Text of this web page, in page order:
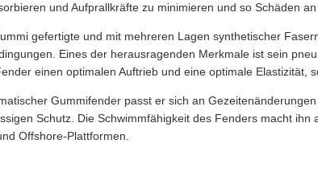
und Aufprallkräfte zu minimieren und so Schäden
gefertigte und mit mehreren Lagen synthetischer
Eines der herausragenden Merkmale ist sein
einen optimalen Auftrieb und eine optimale Elastizität,
Gummifender passt er sich an
Schutz. Die Schwimmfähigkeit des Fenders macht
Offshore-Plattformen.